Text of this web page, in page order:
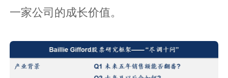
一家公司的成长价值。